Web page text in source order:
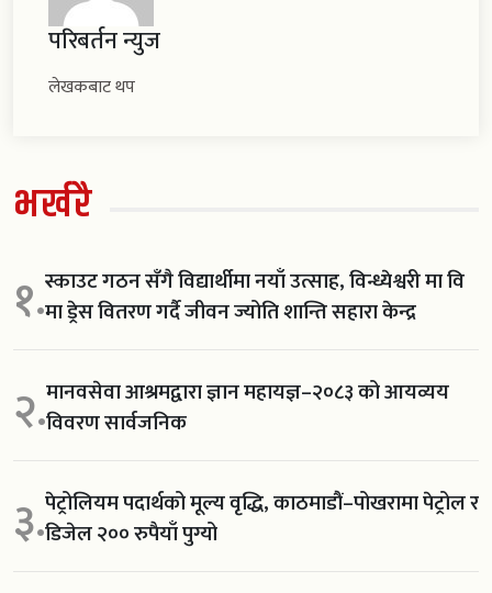
परिबर्तन न्युज
लेखकबाट थप
भर्खरै
१.स्काउट गठन सँगै विद्यार्थीमा नयाँ उत्साह, विन्ध्येश्वरी मा वि
मा ड्रेस वितरण गर्दै जीवन ज्योति शान्ति सहारा केन्द्र
२.मानवसेवा आश्रमद्वारा ज्ञान महायज्ञ–२०८३ को आयव्यय
विवरण सार्वजनिक
३.पेट्रोलियम पदार्थको मूल्य वृद्धि, काठमाडौं–पोखरामा पेट्रोल र
डिजेल २०० रुपैयाँ पुग्यो